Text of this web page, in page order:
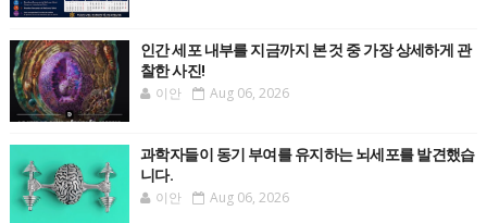
인간 세포 내부를 지금까지 본 것 중 가장 상세하게 관
찰한 사진!
이안 Aug 06, 2026
과학자들이 동기 부여를 유지하는 뇌세포를 발견했습
니다.
이안 Aug 06, 2026